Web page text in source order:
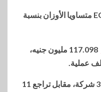
وصعد المؤشران EGX70 و EGX100 متساويا الأوزان بنسبة
117.098 مليون جنيه،
وارتفعت الأسعار السوقية لأسهم 39 شركة، مقابل تراجع 11